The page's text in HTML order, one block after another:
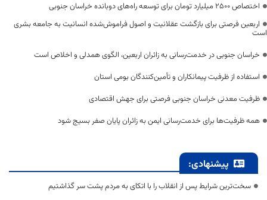
اختصاص 2500 میلیارد تومان برای توسعه راه‌های دوبانده خراسان جنوبی
اربعین فرصتی برای بازگشت عقلانیت و اصول فراموش‌شده انسانیت به جامعه بشری
است
خراسان جنوبی در خدمت‌رسانی به زائران اربعین، الگوی همدلی و اخلاص است
استفاده از ظرفیت پیمانکاران و تأمین‌کنندگان بومی استان
ظرفیت معدنی خراسان جنوبی فرصتی برای جهش اقتصادی
همه ظرفیت‌ها برای خدمت‌رسانی ایمن به زائران پایان صفر بسیج شود
پیشنهادی:
سخت‌ترین شرایط پس از انقلاب را با اتکای به مردم پشت سر گذاشتیم